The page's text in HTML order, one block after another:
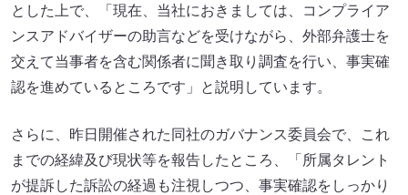
とした上で、「現在、当社におきましては、コンプライア
ンスアドバイザーの助言などを受けながら、外部弁護士を
交えて当事者を含む関係者に聞き取り調査を行い、事実確
認を進めているところです」と説明しています。
さらに、昨日開催された同社のガバナンス委員会で、これ
までの経緯及び現状等を報告したところ、「所属タレント
が提訴した訴訟の経過も注視しつつ、事実確認をしっかり